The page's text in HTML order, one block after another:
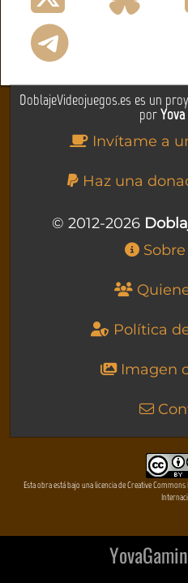
DoblajeVideojuegos.es es un
por
Invítame a
Haz una
© 2012-2026
Política
Imagen
Esta obra está bajo una licencia de Creative